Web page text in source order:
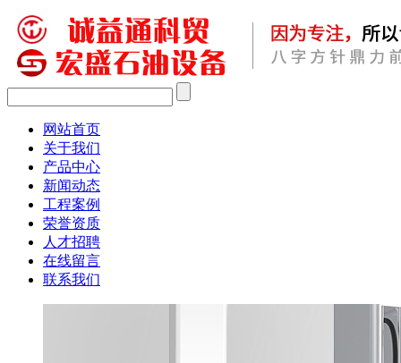
网站首页
关于我们
产品中心
新闻动态
工程案例
荣誉资质
人才招聘
在线留言
联系我们